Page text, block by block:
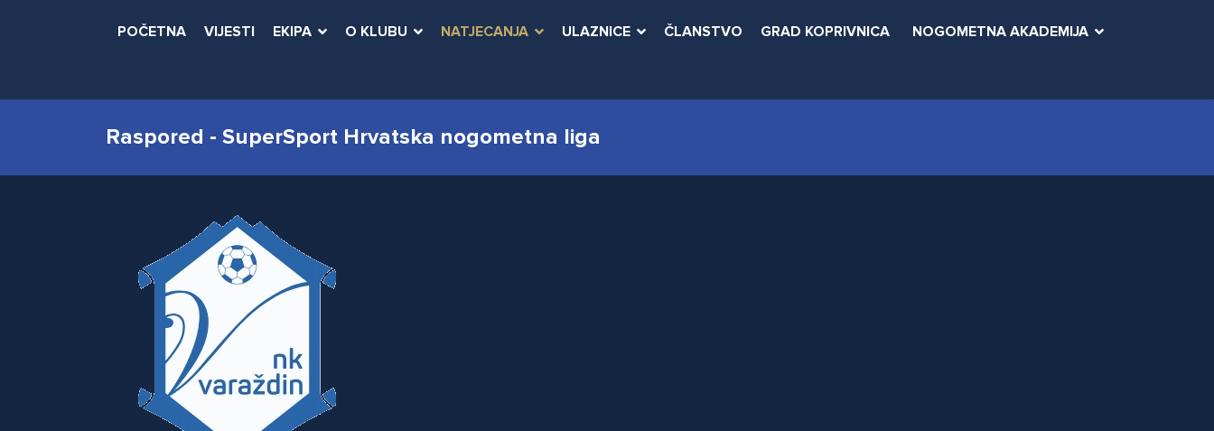
POČETNA VIJESTI EKIPA O KLUBU NATJECANJA ULAZNICE ČLANSTVO GRAD KOPRIVNICA NOGOMETNA AKADEMIJA
Raspored - SuperSport Hrvatska nogometna liga